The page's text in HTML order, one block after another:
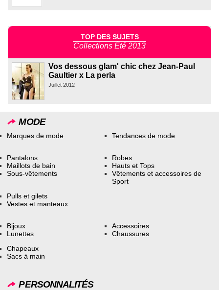
TOP DES SUJETS
Collections Été 2013
Vos dessous glam' chic chez Jean-Paul
Gaultier x La perla
Juillet 2012
MODE
Marques de mode Tendances de mode
Pantalons
Maillots de bain
Sous-vêtements
Robes
Hauts et Tops
Vêtements et accessoires de
Sport
Pulls et gilets
Vestes et manteaux
Bijoux
Lunettes
Accessoires
Chaussures
Chapeaux
Sacs à main
PERSONNALITÉS